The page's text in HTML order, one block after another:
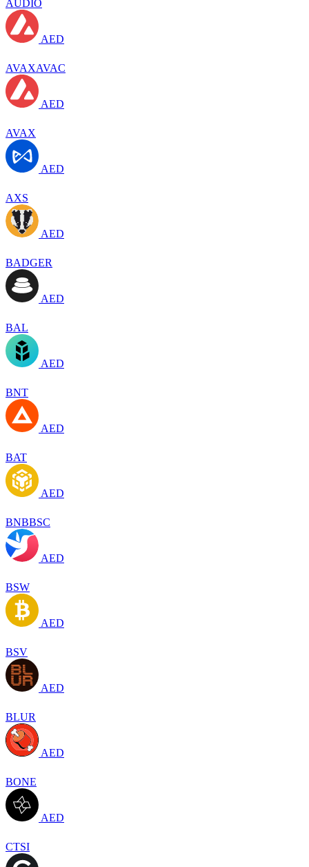
AUDIO
AED
AVAXAVAC
AED
AVAX
AED
AXS
AED
BADGER
AED
BAL
AED
BNT
AED
BAT
AED
BNBBSC
AED
BSW
AED
BSV
AED
BLUR
AED
BONE
AED
CTSI